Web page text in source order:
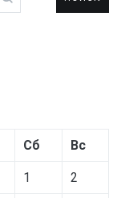
Сб Вс
1 2